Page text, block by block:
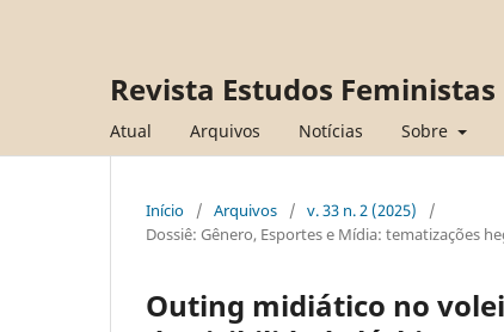
Revista Estudos Feministas
Atual Arquivos Notícias Sobre
Início / Arquivos / v. 33 n. 2 (2025)
/
Dossiê: Gênero, Esportes e Mídia: tematizações
Outing midiático no